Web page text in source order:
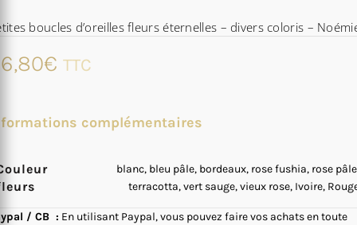
boucles d’oreilles fleurs éternelles – divers coloris –
€ TTC
complémentaires
blanc, bleu pâle, bordeaux, rose fushia, rose
terracotta, vert sauge, vieux rose, Ivoire,
/ CB : En utilisant Paypal, vous pouvez faire vos achats en toute